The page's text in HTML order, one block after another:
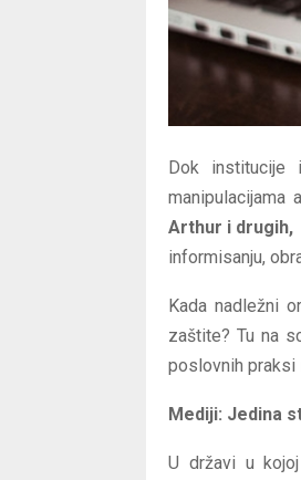
Dok institucije
manipulacijama
Arthur i drugih,
informisanju,
Kada nadležni
zaštite? Tu na
poslovnih praksi
Mediji: Jedina
U državi u